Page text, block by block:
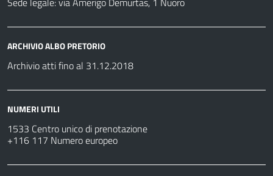
ARCHIVIO ALBO PRETORIO
Archivio atti fino al 31.12.2018
NUMERI UTILI
1533 Centro unico di prenotazione
+116 117 Numero europeo